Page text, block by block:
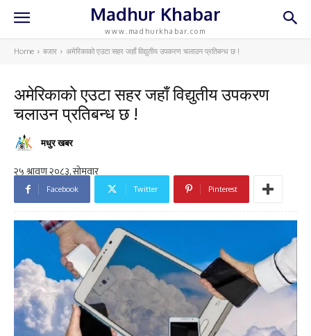
Madhur Khabar
www.madhurkhabar.com
Home बजार अमेरिकाको एउटा सहर जहाँ विद्युतीय उपकरण चलाउन प्रतिबन्ध छ !
अमेरिकाको एउटा सहर जहाँ विद्युतीय उपकरण
चलाउन प्रतिबन्ध छ !
मधुर खबर
Facebook Twitter Pinterest